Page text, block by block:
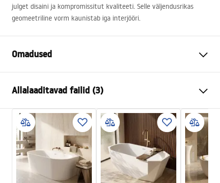
julget disaini ja kompromissitut kvaliteeti. Selle väljendusrikas
geomeetriline vorm kaunistab iga interjööri.
Omadused
Värv
Materjal
Akrüül
Pikkus
1700
Laius
800mm
Kõrgus
585 mm
Paigalduskülg
Universaalne
Allalaaditavad failid (3)
Manual
Instrukcja_wanien_przy__ciennych.pdf
Turvalisuse teave
WARUNKI_BEZPIECZENSTWA_WANNY.pdf